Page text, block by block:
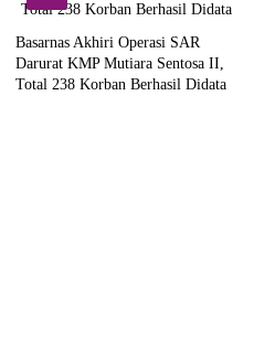
Basarnas Akhiri Operasi SAR
Darurat KMP Mutiara Sentosa II,
Total 238 Korban Berhasil Didata